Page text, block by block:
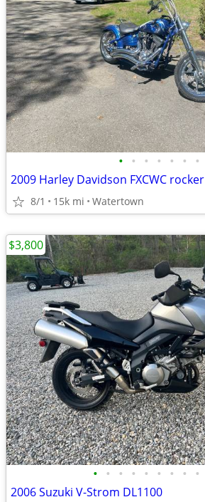
• • • • • • •
2009 Harley Davidson FXCWC rocker
8/1 15k mi Watertown
• • • • • • • • •
2006 Suzuki V-Strom DL1100
$3,800